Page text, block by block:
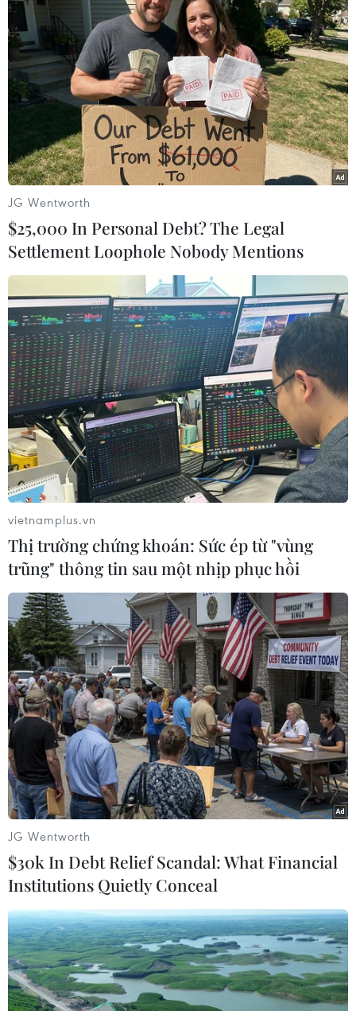
EU đàm phán về xây một “bức tường”
chống thiết bị bay không người lái
26/09/2025 11:51
Cuộc đàm phán nhằm xác định thiết bị mà các nước
này có để chống lại sự xâm nhập của UAV, những gì
cần thiết để lấp đầy các khoảng trống dọc theo sườn
phía Đông của NATO.
Đan Mạch tạm cấm hoạt động của thiết bị
bay không người lái dân sự
28/09/2025 14:05
Thông báo của Đan Mạch nhằm đảm bảo an ninh trong
bối cảnh Copenhagen chuẩn bị đăng cai Hội nghị
thượng đỉnh Liên minh châu Âu (EU), quy tụ các nguyên
thủ quốc gia và lãnh đạo các chính phủ.
Tiết lộ thành phần tham gia hội nghị
thượng đỉnh Ukraine-Mỹ
17/08/2025 11:50
Theo thông báo, nội dung đàm phán sẽ bao gồm các
JG Wentworth
$25,000 In Personal Debt? The Legal
Settlement Loophole Nobody Mentions
vietnamplus.vn
Thị trường chứng khoán: Sức ép từ "vùng
trũng" thông tin sau một nhịp phục hồi
JG Wentworth
$30k In Debt Relief Scandal: What Financial
Institutions Quietly Conceal